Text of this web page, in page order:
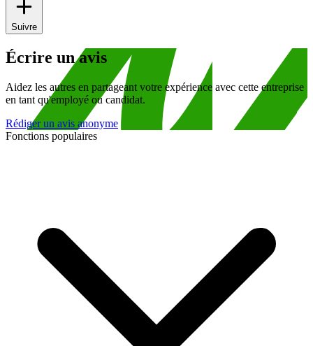
Suivre
Écrire un avis
Aidez les autres en partageant votre expérience avec cette entreprise
en tant qu'employé ou candidat.
Rédiger un avis anonyme
Fonctions populaires